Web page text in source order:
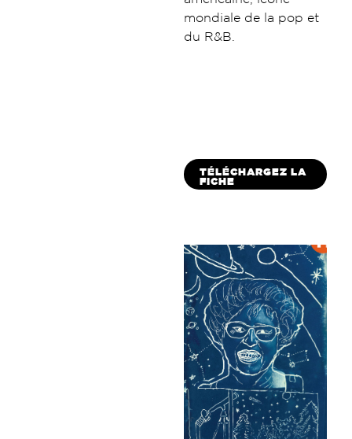
mondiale de la pop et
du R&B.
TÉLÉCHARGEZ LA
FICHE